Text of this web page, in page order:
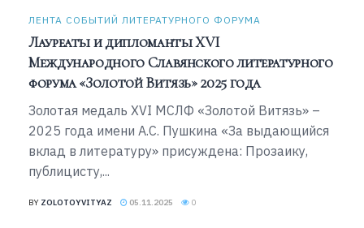
ЛЕНТА СОБЫТИЙ ЛИТЕРАТУРНОГО ФОРУМА
Лауреаты и дипломанты XVI
Международного Славянского литературного
форума «Золотой Витязь» 2025 года
Золотая медаль XVI МСЛФ «Золотой Витязь» –
2025 года имени А.С. Пушкина «За выдающийся
вклад в литературу» присуждена: Прозаику,
публицисту,...
BY ZOLOTOYVITYAZ 05.11.2025 0